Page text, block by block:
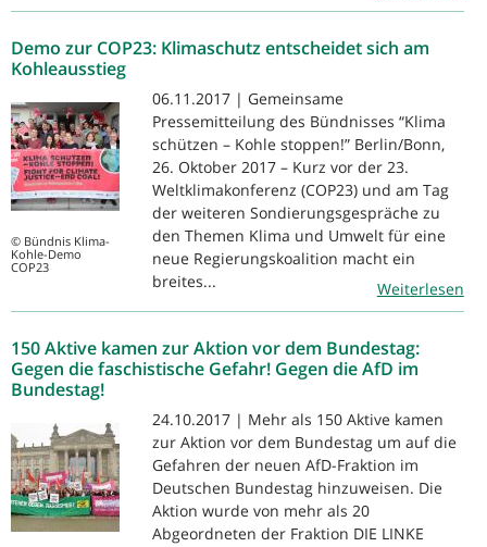
Demo zur COP23: Klimaschutz entscheidet sich am
Kohleausstieg
© Bündnis Klima-
Kohle-Demo
COP23
06.11.2017 | Gemeinsame
Pressemitteilung des Bündnisses “Klima
schützen – Kohle stoppen!” Berlin/Bonn,
26. Oktober 2017 – Kurz vor der 23.
Weltklimakonferenz (COP23) und am Tag
der weiteren Sondierungsgespräche zu
den Themen Klima und Umwelt für eine
neue Regierungskoalition macht ein
breites...
Weiterlesen
150 Aktive kamen zur Aktion vor dem Bundestag:
Gegen die faschistische Gefahr! Gegen die AfD im
Bundestag!
24.10.2017 | Mehr als 150 Aktive kamen
zur Aktion vor dem Bundestag um auf die
Gefahren der neuen AfD-Fraktion im
Deutschen Bundestag hinzuweisen. Die
Aktion wurde von mehr als 20
Abgeordneten der Fraktion DIE LINKE